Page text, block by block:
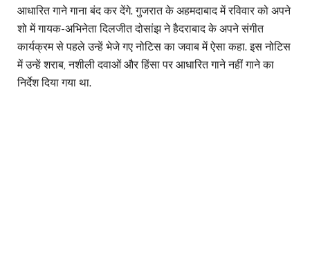
आधारित गाने गाना बंद कर देंगे. गुजरात के अहमदाबाद में रविवार को अपने
शो में गायक-अभिनेता दिलजीत दोसांझ ने हैदराबाद के अपने संगीत
कार्यक्रम से पहले उन्हें भेजे गए नोटिस का जवाब में ऐसा कहा. इस नोटिस
में उन्हें शराब, नशीली दवाओं और हिंसा पर आधारित गाने नहीं गाने का
निर्देश दिया गया था.